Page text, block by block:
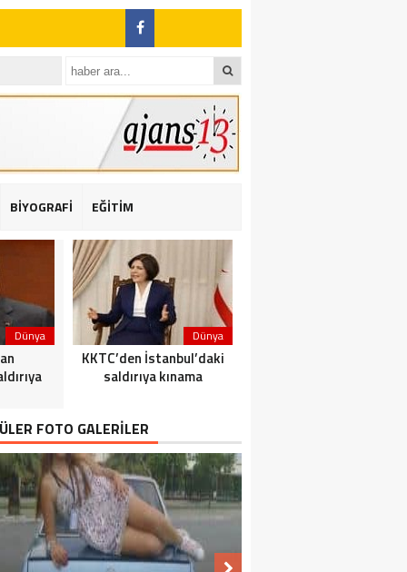
2 yaralı
BİYOGRAFİ EĞİTİM
Dünya Dünya
KKTC’den İstanbul’daki
saldırıya kınama
FOTO GALERİLER